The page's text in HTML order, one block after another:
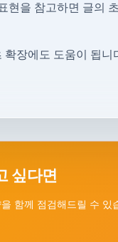
현을 참고하면 글의
확장에도 도움이 됩니
싶다면
함께 점검해드릴 수 있